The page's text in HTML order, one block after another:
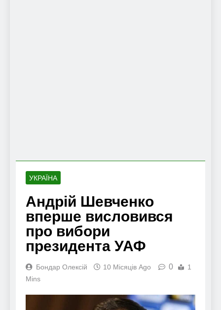
УКРАЇНА
Андрій Шевченко
вперше висловився
про вибори
президента УАФ
Бондар Олексій 10 Місяців Ago 0
1
Mins